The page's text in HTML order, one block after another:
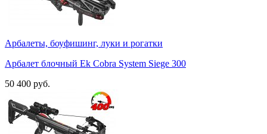
Арбалеты, боуфишинг, луки и рогатки
Арбалет блочный Ek Cobra System Siege 300
50 400 руб.